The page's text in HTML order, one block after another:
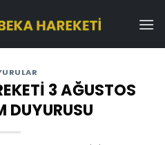
3 AĞUSTOS
DUYURUSU